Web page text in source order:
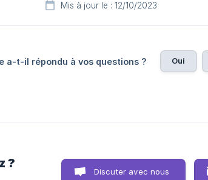
Mis à jour le : 12/10/2023
a-t-il répondu à vos questions ? Oui
?
Discuter avec nous